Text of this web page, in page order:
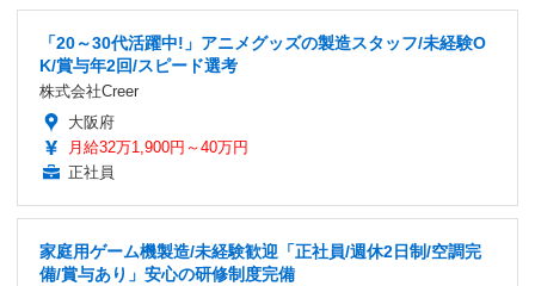
「20～30代活躍中!」アニメグッズの製造スタッフ/未経験O
K/賞与年2回/スピード選考
株式会社Creer
大阪府
月給32万1,900円～40万円
正社員
家庭用ゲーム機製造/未経験歓迎「正社員/週休2日制/空調完
備/賞与あり」安心の研修制度完備